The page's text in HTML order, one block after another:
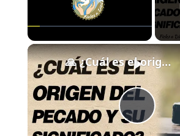
Play Unmute Fullscreen
Play
🙏 ¿Cuál es el origen del pecado y cuál es su significado? 🙏